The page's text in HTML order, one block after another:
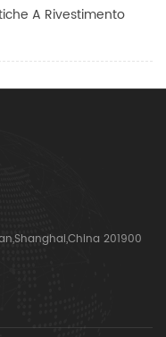
A Rivestimento
201900